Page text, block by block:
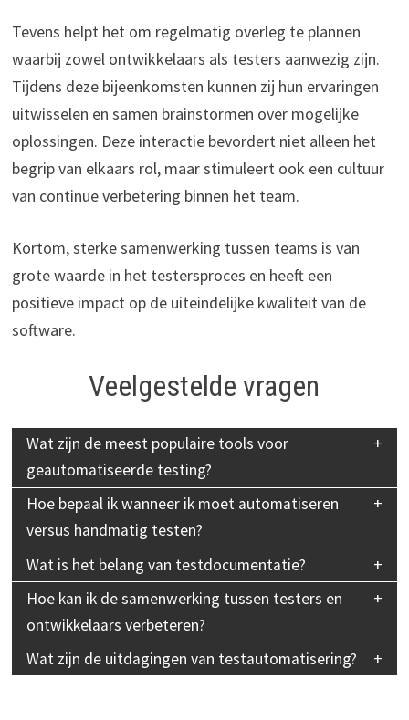
Tevens helpt het om regelmatig overleg te plannen
waarbij zowel ontwikkelaars als testers aanwezig zijn.
Tijdens deze bijeenkomsten kunnen zij hun ervaringen
uitwisselen en samen brainstormen over mogelijke
oplossingen. Deze interactie bevordert niet alleen het
begrip van elkaars rol, maar stimuleert ook een cultuur
van continue verbetering binnen het team.
Kortom, sterke samenwerking tussen teams is van
grote waarde in het testersproces en heeft een
positieve impact op de uiteindelijke kwaliteit van de
software.
Veelgestelde vragen
Wat zijn de meest populaire tools voor
geautomatiseerde testing?
Hoe bepaal ik wanneer ik moet automatiseren
versus handmatig testen?
Wat is het belang van testdocumentatie?
Hoe kan ik de samenwerking tussen testers en
ontwikkelaars verbeteren?
Wat zijn de uitdagingen van testautomatisering?